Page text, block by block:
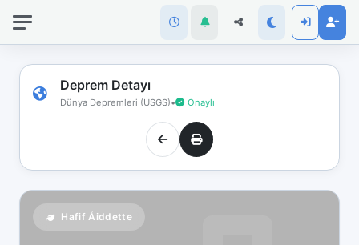
Deprem Detayı
Dünya Depremleri (USGS)• Onaylı
Hafif Åiddette
bağlantınız
koptu!
Çevrimdışı
moddasınız.